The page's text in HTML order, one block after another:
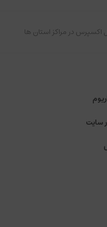
اکسپرس در مراکز استان ها
سایت